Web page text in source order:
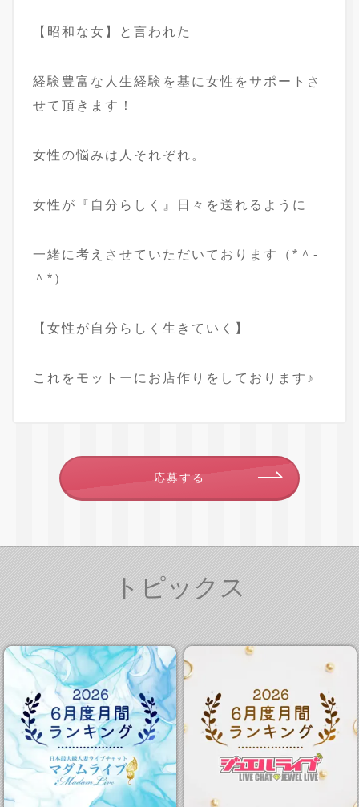
【昭和な女】と言われた
経験豊富な人生経験を基に女性をサポートさ
せて頂きます！
女性の悩みは人それぞれ。
女性が『自分らしく』日々を送れるように
一緒に考えさせていただいております（*＾-
＾*）
【女性が自分らしく生きていく】
これをモットーにお店作りをしております♪
応募する
トピックス